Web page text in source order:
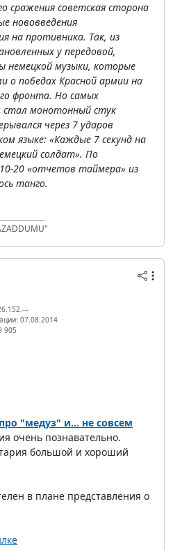
сражения советская сторона
нововведения
на противника. Так, из
у передовой,
немецкой музыки, которые
о победах Красной армии на
фронта. Но самых
стал монотонный стук
через 7 ударов
языке: «Каждые 7 секунд на
солдат». По
20 «отчетов таймера» из
танго.
07.08.2014
905
"медуз" и... не совсем
очень познавательно.
большой и хороший
в плане представления о